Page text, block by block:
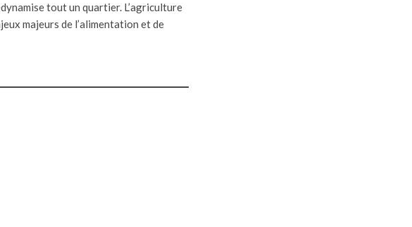
tout un quartier. L’agriculture
majeurs de l’alimentation et de